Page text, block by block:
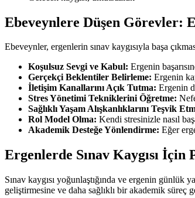
Ebeveynlere Düşen Görevler:
Ebeveynler, ergenlerin sınav kaygısıyla başa
Koşulsuz Sevgi ve Kabul: Ergenin
Gerçekçi Beklentiler Belirleme: Ergenin
İletişim Kanallarını Açık Tutma: Ergenin
Stres Yönetimi Tekniklerini Öğretme:
Sağlıklı Yaşam Alışkanlıklarını Teşvik
Rol Model Olma: Kendi stresinizle nasıl
Akademik Desteğe Yönlendirme: Eğer
Ergenlerde Sınav Kaygısı
Sınav kaygısı yoğunlaştığında ve ergenin günlük
geliştirmesine ve daha sağlıklı bir akademik süreç